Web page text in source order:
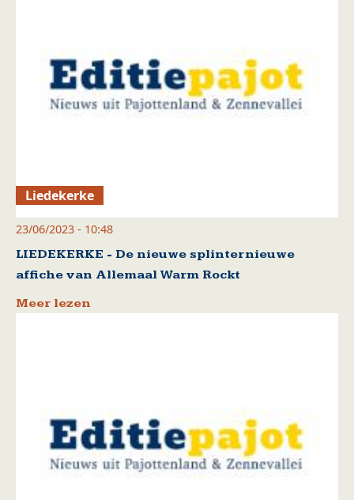
Liedekerke
23/06/2023 - 10:48
LIEDEKERKE - De nieuwe splinternieuwe
affiche van Allemaal Warm Rockt
Meer lezen